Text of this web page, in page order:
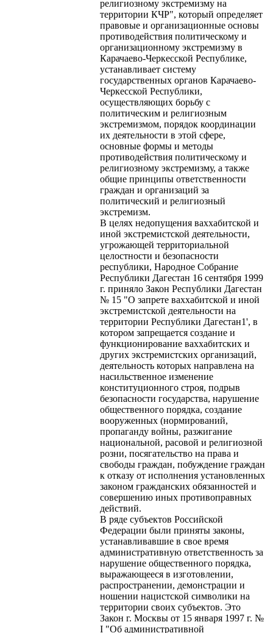
религиозному экстремизму на
территории КЧР", который определяет
правовые и организационные основы
противодействия политическому и
организационному экстремизму в
Карачаево-Черкесской Республике,
устанавливает систему
государственных органов Карачаево-
Черкесской Республики,
осуществляющих борьбу с
политическим и религиозным
экстремизмом, порядок координации
их деятельности в этой сфере,
основные формы и методы
противодействия политическому и
религиозному экстремизму, а также
общие принципы ответственности
граждан и организаций за
политический и религиозный
экстремизм.
В целях недопущения ваххабитской и
иной экстремистской деятельности,
угрожающей территориальной
целостности и безопасности
республики, Народное Собрание
Республики Дагестан 16 сентября 1999
г. приняло Закон Республики Дагестан
№ 15 "О запрете ваххабитской и иной
экстремистской деятельности на
территории Республики Дагестан1', в
котором запрещается создание и
функционирование ваххабитских и
других экстремистских организаций,
деятельность которых направлена на
насильственное изменение
конституционного строя, подрыв
безопасности государства, нарушение
общественного порядка, создание
вооруженных (нормирований,
пропаганду войны, разжигание
национальной, расовой и религиозной
розни, посягательство на права и
свободы граждан, побуждение граждан
к отказу от исполнения установленных
законом гражданских обязанностей и
совершению иных противоправных
действий.
В ряде субъектов Российской
Федерации были приняты законы,
устанавливавшие в свое время
административную ответственность за
нарушение общественного порядка,
выражающееся в изготовлении,
распространении, демонстрации и
ношении нацистской символики на
территории своих субъектов. Это
Закон г. Москвы от 15 января 1997 г. №
I "Об административной